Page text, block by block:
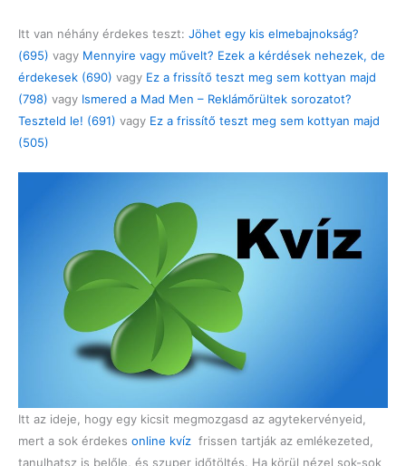
Itt van néhány érdekes teszt: Jöhet egy kis elmebajnokság?
(695) vagy Mennyire vagy művelt? Ezek a kérdések nehezek, de
érdekesek (690) vagy Ez a frissítő teszt meg sem kottyan majd
(798) vagy Ismered a Mad Men – Reklámőrültek sorozatot?
Teszteld le! (691) vagy Ez a frissítő teszt meg sem kottyan majd
(505)
Itt az ideje, hogy egy kicsit megmozgasd az agytekervényeid,
mert a sok érdekes online kvíz frissen tartják az emlékezeted,
tanulhatsz is belőle, és szuper időtöltés. Ha körül nézel sok-sok